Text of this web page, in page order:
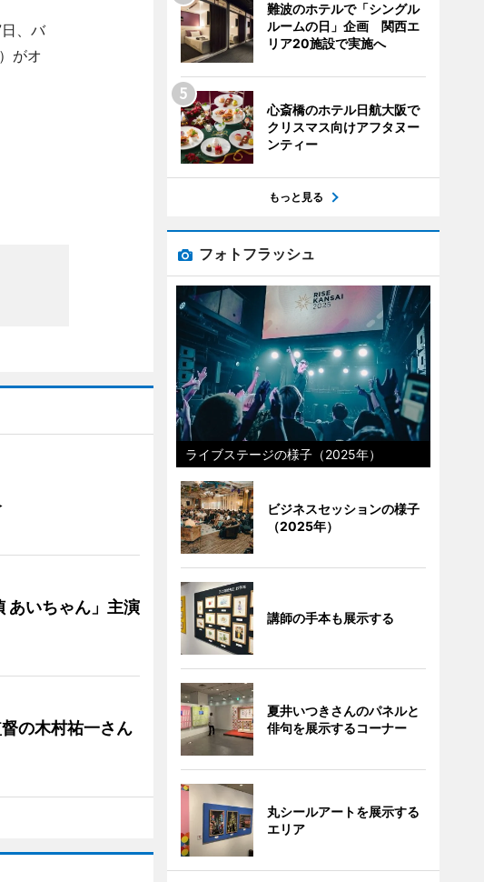
、バ
がオ
あいちゃん」主演
の木村祐一さん
難波のホテルで「シングル
ルームの日」企画 関西エ
リア20施設で実施へ
心斎橋のホテル日航大阪で
クリスマス向けアフタヌー
ンティー
もっと見る
フォトフラッシュ
ライブステージの様子（2025年）
ビジネスセッションの様子
（2025年）
講師の手本も展示する
夏井いつきさんのパネルと
俳句を展示するコーナー
丸シールアートを展示する
エリア